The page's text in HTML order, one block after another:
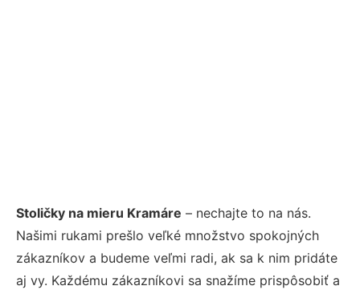
Stoličky na mieru Kramáre – nechajte to na nás.
Našimi rukami prešlo veľké množstvo spokojných
zákazníkov a budeme veľmi radi, ak sa k nim pridáte
aj vy. Každému zákazníkovi sa snažíme prispôsobiť a